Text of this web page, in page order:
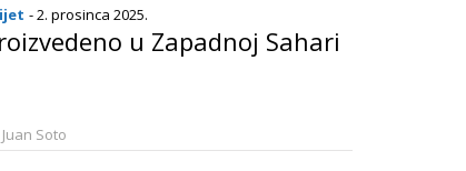
- 2. prosinca 2025.
u Zapadnoj Sahari
Soto